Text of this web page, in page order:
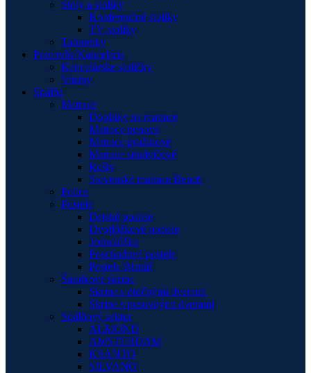
Stoly a stolíky
Konferenčné stolíky
TV stolíky
Taburetky
Pracovňa/Kancelária
Kancelárske stoličky
Vitríny
Spálňa
Matrace
Doplnky na matrace
Matrace penové
Matrace pružinové
Matrace sendvičové
Rošty
Slovenské matrace Benab
Police
Postele
Detské postele
Dvojlôžkové postele
Jednolôžka
Poschodové postele
Postele Blanář
Šatníkové skrine
Skrine s otočnými dverami
Skrine s posuvnými dverami
Spálňový sektor
ALMOND
AMSTERDAM
KSANTO
SILVANO